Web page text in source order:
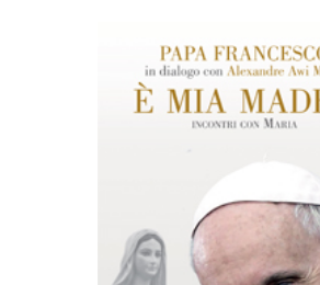
AGGIUNGI AL CARRELLO